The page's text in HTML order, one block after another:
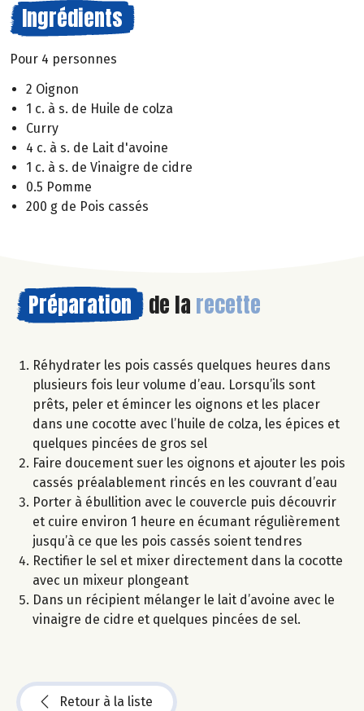
Ingrédients
Pour 4 personnes
2 Oignon
1 c. à s. de Huile de colza
Curry
4 c. à s. de Lait d'avoine
1 c. à s. de Vinaigre de cidre
0.5 Pomme
200 g de Pois cassés
Préparation de la recette
Réhydrater les pois cassés quelques heures dans
plusieurs fois leur volume d’eau. Lorsqu’ils sont
prêts, peler et émincer les oignons et les placer
dans une cocotte avec l’huile de colza, les épices et
quelques pincées de gros sel
Faire doucement suer les oignons et ajouter les pois
cassés préalablement rincés en les couvrant d’eau
Porter à ébullition avec le couvercle puis découvrir
et cuire environ 1 heure en écumant régulièrement
jusqu’à ce que les pois cassés soient tendres
Rectifier le sel et mixer directement dans la cocotte
avec un mixeur plongeant
Dans un récipient mélanger le lait d’avoine avec le
vinaigre de cidre et quelques pincées de sel.
Retour à la liste